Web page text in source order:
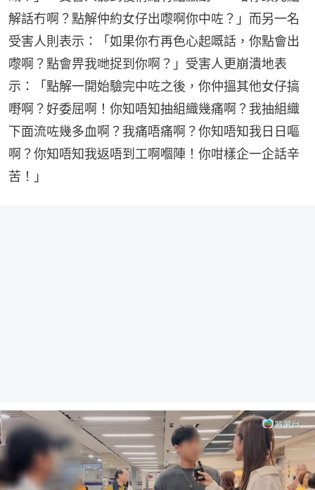
解話冇啊？點解仲約女仔出嚟啊你中咗？」而另一名
受害人則表示：「如果你冇再色心起嘅話，你點會出
嚟啊？點會畀我哋捉到你啊？」受害人更崩潰地表
示：「點解一開始驗完中咗之後，你仲搵其他女仔搞
嘢啊？好委屈啊！你知唔知抽組織幾痛啊？我抽組織
下面流咗幾多血啊？我痛唔痛啊？你知唔知我日日嘔
啊？你知唔知我返唔到工啊嗰陣！你咁樣企一企話辛
苦！」